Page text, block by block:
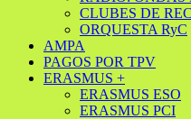
CLUBES DE
ORQUESTA RyC
AMPA
PAGOS POR TPV
ERASMUS +
ERASMUS ESO
ERASMUS PCI